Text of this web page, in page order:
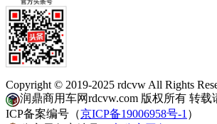
Copyright © 2019-2025 rdcvw All Rights
润鼎商用车网rdcvw.com 版权所有 转载
ICP备案编号（京ICP备19006958号-1 ）